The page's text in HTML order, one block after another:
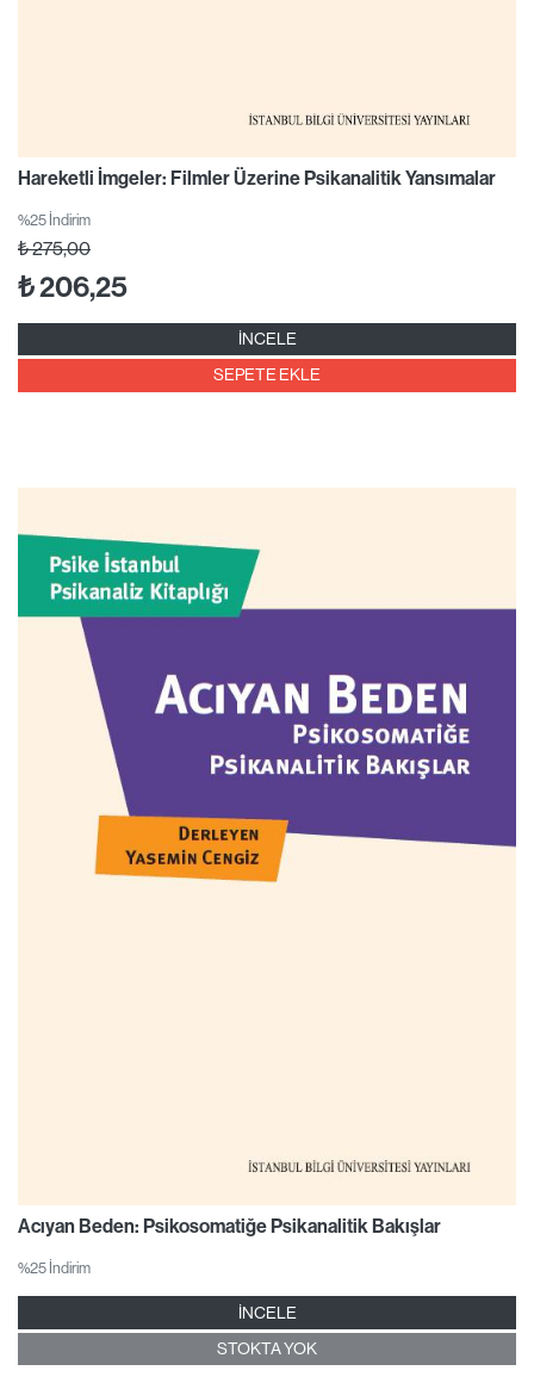
Hareketli İmgeler: Filmler Üzerine Psikanalitik Yansımalar
%25 İndirim
₺275,00
₺206,25
İNCELE
SEPETE EKLE
Acıyan Beden: Psikosomatiğe Psikanalitik Bakışlar
%25 İndirim
İNCELE
STOKTA YOK